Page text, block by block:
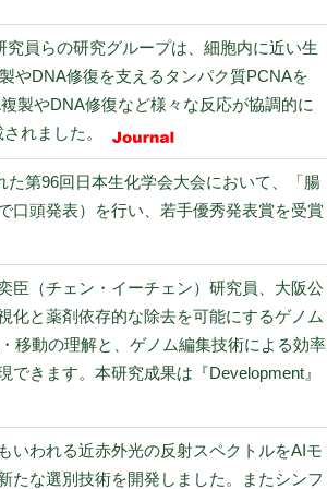
員らの研究グループは、細胞内に近い生
やDNA修復を支えるタンパク質PCNAを
製やDNA修復など様々な反応が協調的に
れました。
第96回日本生化学会大会において、「腸
口頭発表）を行い、若手優秀発表賞を受賞
臣（チェン・イーチェン）研究員、大阪公
化と薬剤依存的な除去を可能にするゲノム
移動の理解と、ゲノム編集技術による効率
きます。本研究成果は『Development』
いわれる近赤外光の反射スペクトルをAIモ
たな選別技術を開発しました。またシンフ